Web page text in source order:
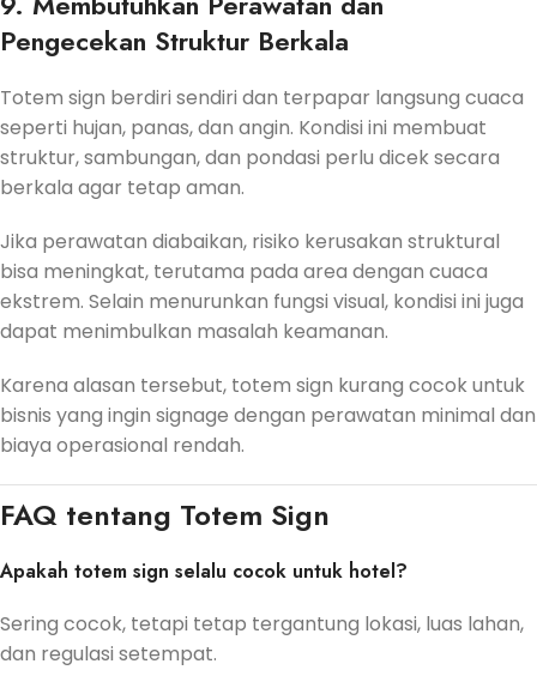
Pengecekan Struktur Berkala
Totem sign berdiri sendiri dan terpapar langsung cuaca
seperti hujan, panas, dan angin. Kondisi ini membuat
struktur, sambungan, dan pondasi perlu dicek secara
berkala agar tetap aman.
Jika perawatan diabaikan, risiko kerusakan struktural
bisa meningkat, terutama pada area dengan cuaca
ekstrem. Selain menurunkan fungsi visual, kondisi ini juga
dapat menimbulkan masalah keamanan.
Karena alasan tersebut, totem sign kurang cocok untuk
bisnis yang ingin signage dengan perawatan minimal dan
biaya operasional rendah.
FAQ tentang Totem Sign
Apakah totem sign selalu cocok untuk hotel?
Sering cocok, tetapi tetap tergantung lokasi, luas lahan,
dan regulasi setempat.